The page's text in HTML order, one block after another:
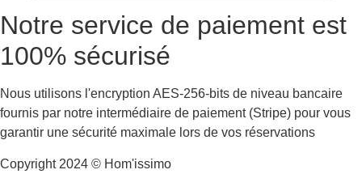
Notre service de paiement est
100% sécurisé
Nous utilisons l'encryption AES-256-bits de niveau bancaire
fournis par notre intermédiaire de paiement (Stripe) pour vous
garantir une sécurité maximale lors de vos réservations
Copyright 2024 © Hom'issimo